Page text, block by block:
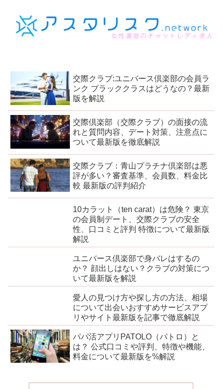
交際クラブ:ユニバース倶楽部の会員ラ
ンク ブラッククラスはどうなの？最新
版を解説
交際倶楽部（交際クラブ）の面接の流
れと質問内容、デート対策、注意点に
ついて最新版を徹底解説
交際クラブ：青山プラチナ倶楽部は悪
評が多い？審査基準、会員数、料金比
較 最新版の評判紹介
10カラット（ten carat）は危険？ 東京
の会員制デート、交際クラブの安全
性、口コミと評判 特徴について最新版
解説
ユニバース倶楽部で身バレはするの
か？ 顔出しはない？クラブの対策につ
いて最新版を解説
愛人の見つけ方や探し方の方法、相場
について出会いおすすめサービスアプ
リやサイト最新版を記事で徹底解説
パパ活アプリPATOLO（パトロ）と
は？ 公式口コミや評判、特徴や機能、
料金について最新版を%解説